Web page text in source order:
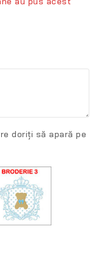
doriți să apară pe